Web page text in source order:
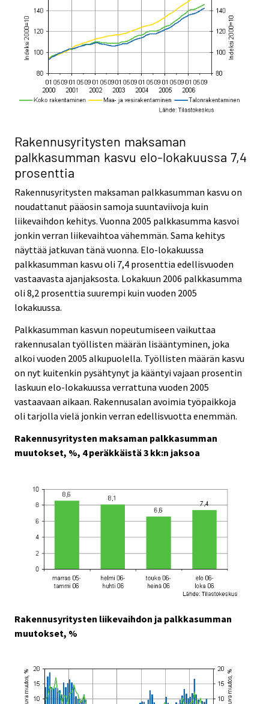
Rakennusyritysten maksaman
palkkasumman kasvu elo-lokakuussa 7,4
prosenttia
Rakennusyritysten maksaman palkkasumman kasvu on
noudattanut pääosin samoja suuntaviivoja kuin
liikevaihdon kehitys. Vuonna 2005 palkkasumma kasvoi
jonkin verran liikevaihtoa vähemmän. Sama kehitys
näyttää jatkuvan tänä vuonna. Elo-lokakuussa
palkkasumman kasvu oli 7,4 prosenttia edellisvuoden
vastaavasta ajanjaksosta. Lokakuun 2006 palkkasumma
oli 8,2 prosenttia suurempi kuin vuoden 2005
lokakuussa.
Palkkasumman kasvun nopeutumiseen vaikuttaa
rakennusalan työllisten määrän lisääntyminen, joka
alkoi vuoden 2005 alkupuolella. Työllisten määrän kasvu
on nyt kuitenkin pysähtynyt ja kääntyi vajaan prosentin
laskuun elo-lokakuussa verrattuna vuoden 2005
vastaavaan aikaan. Rakennusalan avoimia työpaikkoja
oli tarjolla vielä jonkin verran edellisvuotta enemmän.
Rakennusyritysten maksaman palkkasumman
muutokset, %, 4 peräkkäistä 3 kk:n jaksoa
Rakennusyritysten liikevaihdon ja palkkasumman
muutokset, %